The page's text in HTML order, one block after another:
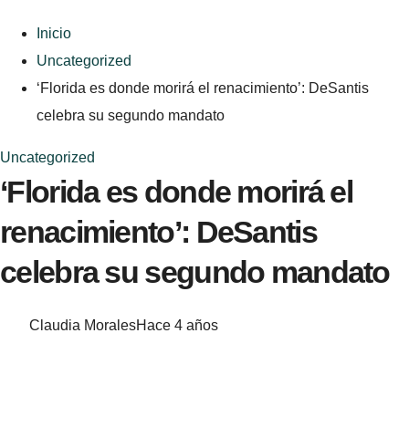
Inicio
Uncategorized
‘Florida es donde morirá el renacimiento’: DeSantis
celebra su segundo mandato
Uncategorized
‘Florida es donde morirá el
renacimiento’: DeSantis
celebra su segundo mandato
Claudia MoralesHace 4 años